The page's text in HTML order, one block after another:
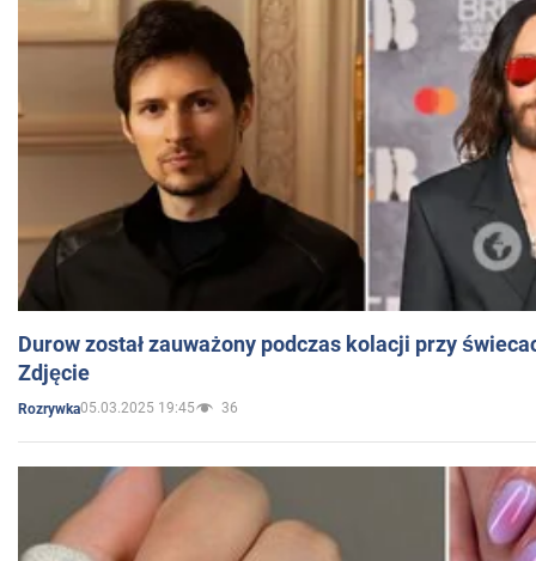
Durow został zauważony podczas kolacji przy
Zdjęcie
Rozrywka05.03.2025 19:45 36